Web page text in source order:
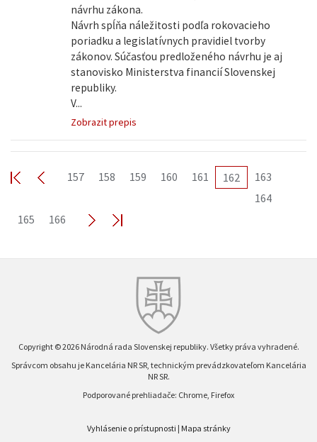
návrhu zákona.
Návrh spĺňa náležitosti podľa rokovacieho
poriadku a legislatívnych pravidiel tvorby
zákonov. Súčasťou predloženého návrhu je aj
stanovisko Ministerstva financií Slovenskej
republiky.
V...
Zobrazit prepis
157 158 159 160 161 162
163
164
165
166
Copyright © 2026 Národná rada Slovenskej republiky. Všetky práva vyhradené.
Správcom obsahu je Kancelária NR SR, technickým prevádzkovateľom Kancelária
NR SR.
Podporované prehliadače: Chrome, Firefox
Vyhlásenie o prístupnosti | Mapa stránky